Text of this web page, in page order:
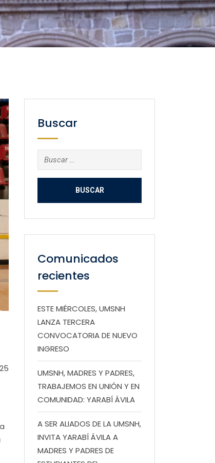
Buscar
Buscar:
Comunicados
recientes
ESTE MIÉRCOLES, UMSNH
LANZA TERCERA
CONVOCATORIA DE NUEVO
INGRESO
UMSNH, MADRES Y PADRES,
TRABAJEMOS EN UNIÓN Y EN
COMUNIDAD: YARABÍ ÁVILA
A SER ALIADOS DE LA UMSNH,
INVITA YARABÍ ÁVILA A
MADRES Y PADRES DE